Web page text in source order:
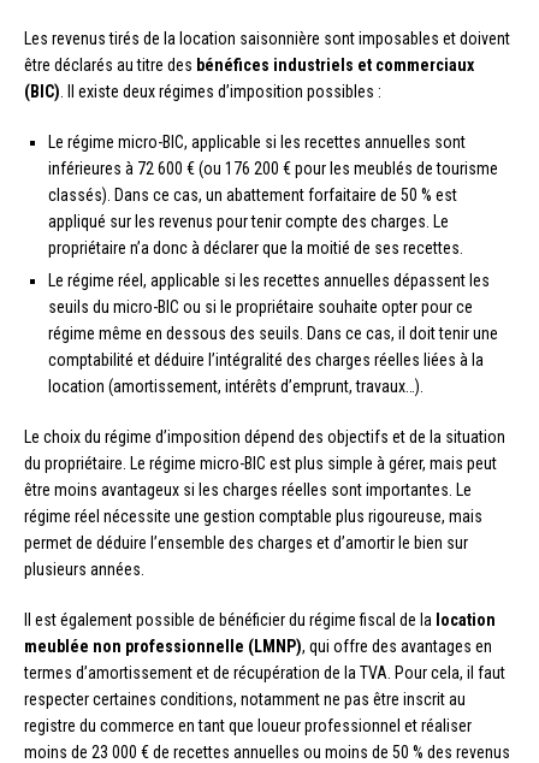
Les revenus tirés de la location saisonnière sont imposables et doivent
être déclarés au titre des bénéfices industriels et commerciaux
(BIC) . Il existe deux régimes d’imposition possibles :
Le régime micro-BIC, applicable si les recettes annuelles sont
inférieures à 72 600 € (ou 176 200 € pour les meublés de tourisme
classés). Dans ce cas, un abattement forfaitaire de 50 % est
appliqué sur les revenus pour tenir compte des charges. Le
propriétaire n’a donc à déclarer que la moitié de ses recettes.
Le régime réel, applicable si les recettes annuelles dépassent les
seuils du micro-BIC ou si le propriétaire souhaite opter pour ce
régime même en dessous des seuils. Dans ce cas, il doit tenir une
comptabilité et déduire l’intégralité des charges réelles liées à la
location (amortissement, intérêts d’emprunt, travaux…).
Le choix du régime d’imposition dépend des objectifs et de la situation
du propriétaire. Le régime micro-BIC est plus simple à gérer, mais peut
être moins avantageux si les charges réelles sont importantes. Le
régime réel nécessite une gestion comptable plus rigoureuse, mais
permet de déduire l’ensemble des charges et d’amortir le bien sur
plusieurs années.
Il est également possible de bénéficier du régime fiscal de la location
meublée non professionnelle (LMNP), qui offre des avantages en
termes d’amortissement et de récupération de la TVA. Pour cela, il faut
respecter certaines conditions, notamment ne pas être inscrit au
registre du commerce en tant que loueur professionnel et réaliser
moins de 23 000 € de recettes annuelles ou moins de 50 % des revenus